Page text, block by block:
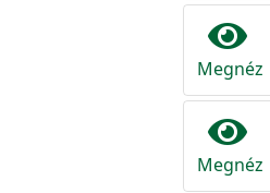
Megnéz
Megnéz